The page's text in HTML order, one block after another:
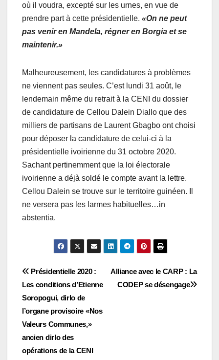
où il voudra, excepté sur les urnes, en vue de
prendre part à cette présidentielle. «On ne peut
pas venir en Mandela, régner en Borgia et se
maintenir.»
Malheureusement, les candidatures à problèmes
ne viennent pas seules. C’est lundi 31 août, le
lendemain même du retrait à la CENI du dossier
de candidature de Cellou Dalein Diallo que des
milliers de partisans de Laurent Gbagbo ont choisi
pour déposer la candidature de celui-ci à la
présidentielle ivoirienne du 31 octobre 2020.
Sachant pertinemment que la loi électorale
ivoirienne a déjà soldé le compte avant la lettre.
Cellou Dalein se trouve sur le territoire guinéen. Il
ne versera pas les larmes habituelles…in
abstentia.
Navigation
de
l’article
Alliance avec le CARP : La
CODEP se désengage
Présidentielle 2020 :
Les conditions d’Etienne
Soropogui, dirlo de
l’organe provisoire «Nos
Valeurs Communes,»
ancien dirlo des
opérations de la CENI